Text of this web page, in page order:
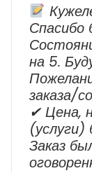
Спасибо
на 5.
заказа/
✔ Цена,
(услуги)
Заказ